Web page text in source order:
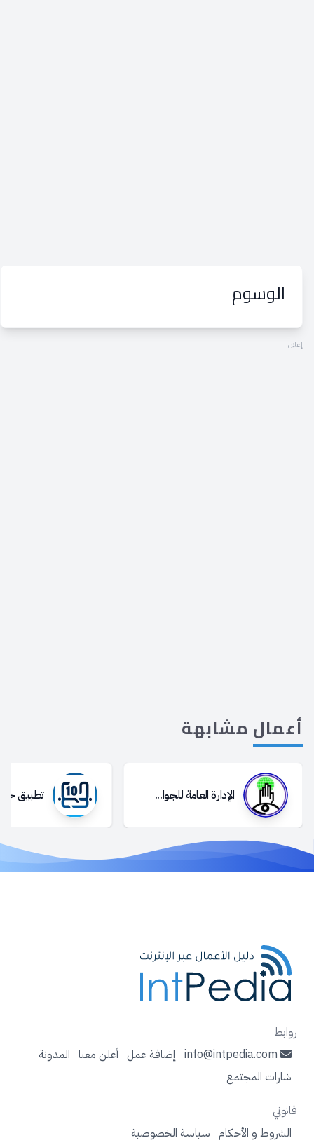
الوسوم
إعلان
أعمال مشابهة
الإدارة العامة للجوا... تطبيق
روابط
إضافة عمل أعلن معنا المدونة
شارات المجتمع
قانوني
الشروط و الأحكام سياسة الخصوصية